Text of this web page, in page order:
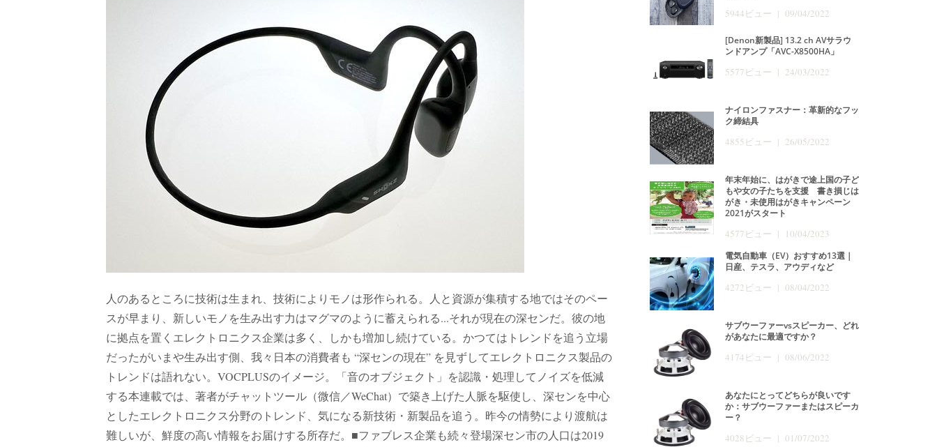
人のあるところに技術は生まれ、技術によりモノは形作られる。人と資源が集積する地ではそのペー
スが早まり、新しいモノを生み出す力はマグマのように蓄えられる...それが現在の深センだ。彼の地
に拠点を置くエレクトロニクス企業は多く、しかも増加し続けている。かつてはトレンドを追う立場
だったがいまや生み出す側、我々日本の消費者も “深センの現在” を見ずしてエレクトロニクス製品の
トレンドは語れない。VOCPLUSのイメージ。「音のオブジェクト」を認識・処理してノイズを低減
する本連載では、著者がチャットツール（微信／WeChat）で築き上げた人脈を駆使し、深センを中心
としたエレクトロニクス分野のトレンド、気になる新技術・新製品を追う。昨今の情勢により渡航は
難しいが、鮮度の高い情報をお届けする所存だ。■ファブレス企業も続々登場深セン市の人口は2019
5944ビュー | 09/04/2022
[Denon新製品] 13.2 ch AVサラウ
ンドアンプ「AVC-X8500HA」
5577ビュー | 24/03/2022
ナイロンファスナー：革新的なフッ
ク締結具
4855ビュー | 26/05/2022
年末年始に、はがきで途上国の子ど
もや女の子たちを支援 書き損じは
がき・未使用はがきキャンペーン
2021がスタート
4577ビュー | 10/04/2023
電気自動車（EV）おすすめ13選｜
日産、テスラ、アウディなど
4272ビュー | 08/04/2022
サブウーファーvsスピーカー、どれ
があなたに最適ですか？
4174ビュー | 08/06/2022
あなたにとってどちらが良いです
か：サブウーファーまたはスピーカ
ー？
4028ビュー | 01/07/2022